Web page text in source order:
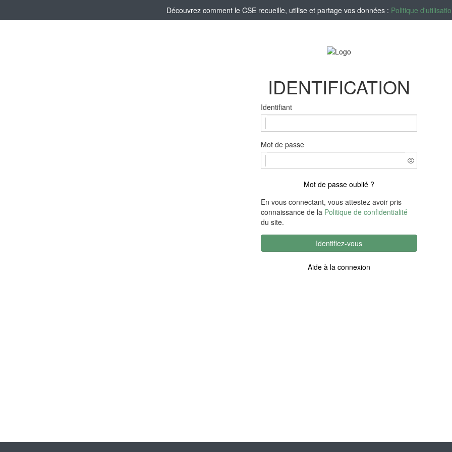
Découvrez comment le CSE recueille, utilise et partage vos données : Politique
IDENTIFICATION
Identifiant
Mot de passe
Mot de passe oublié ?
En vous connectant, vous attestez avoir pris
connaissance de la Politique de confidentialité
du site.
Identifiez-vous
Aide à la connexion